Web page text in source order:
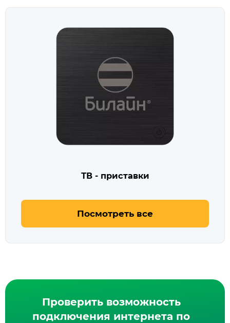
ТВ - приставки
Посмотреть все
Проверить возможность
подключения интернета по